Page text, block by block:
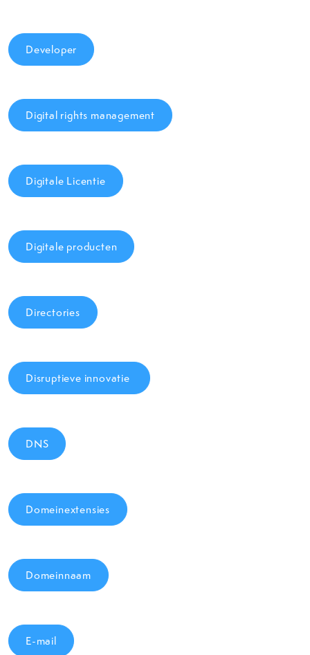
Developer
Digital rights management
Digitale Licentie
Digitale producten
Directories
Disruptieve innovatie
DNS
Domeinextensies
Domeinnaam
E-mail